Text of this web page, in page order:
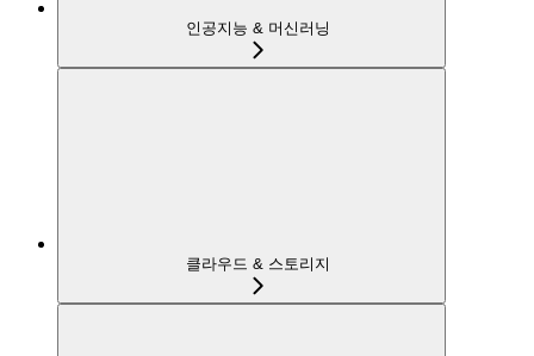
인공지능 & 머신러닝
클라우드 & 스토리지